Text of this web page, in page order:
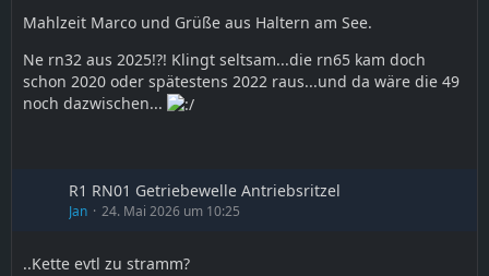
Mahlzeit Marco und Grüße aus Haltern am See.
Ne rn32 aus 2025!?! Klingt seltsam...die rn65 kam doch
schon 2020 oder spätestens 2022 raus...und da wäre die 49
noch dazwischen...
R1 RN01 Getriebewelle Antriebsritzel
Jan 24. Mai 2026 um 10:25
..Kette evtl zu stramm?